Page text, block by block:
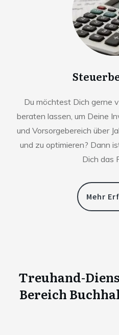
Du möchtest Dich gerne
beraten lassen, um Deine
und Vorsorgebereich über
und zu optimieren? Dann
Dich das
Mehr
Treuhand-
Bereich